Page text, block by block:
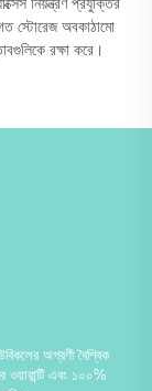
স্টোরেজ অবকাঠামো
রক্ষা করে।
অগ্রণী বৈশ্বিক
এবং ১০০%